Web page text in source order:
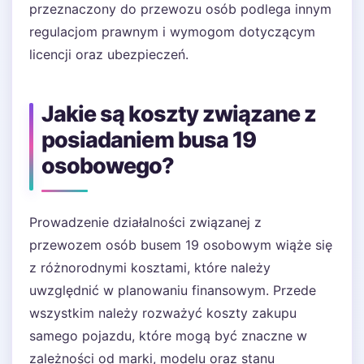
przeznaczony do przewozu osób podlega innym
regulacjom prawnym i wymogom dotyczącym
licencji oraz ubezpieczeń.
Jakie są koszty związane z
posiadaniem busa 19
osobowego?
Prowadzenie działalności związanej z
przewozem osób busem 19 osobowym wiąże się
z różnorodnymi kosztami, które należy
uwzględnić w planowaniu finansowym. Przede
wszystkim należy rozważyć koszty zakupu
samego pojazdu, które mogą być znaczne w
zależności od marki, modelu oraz stanu